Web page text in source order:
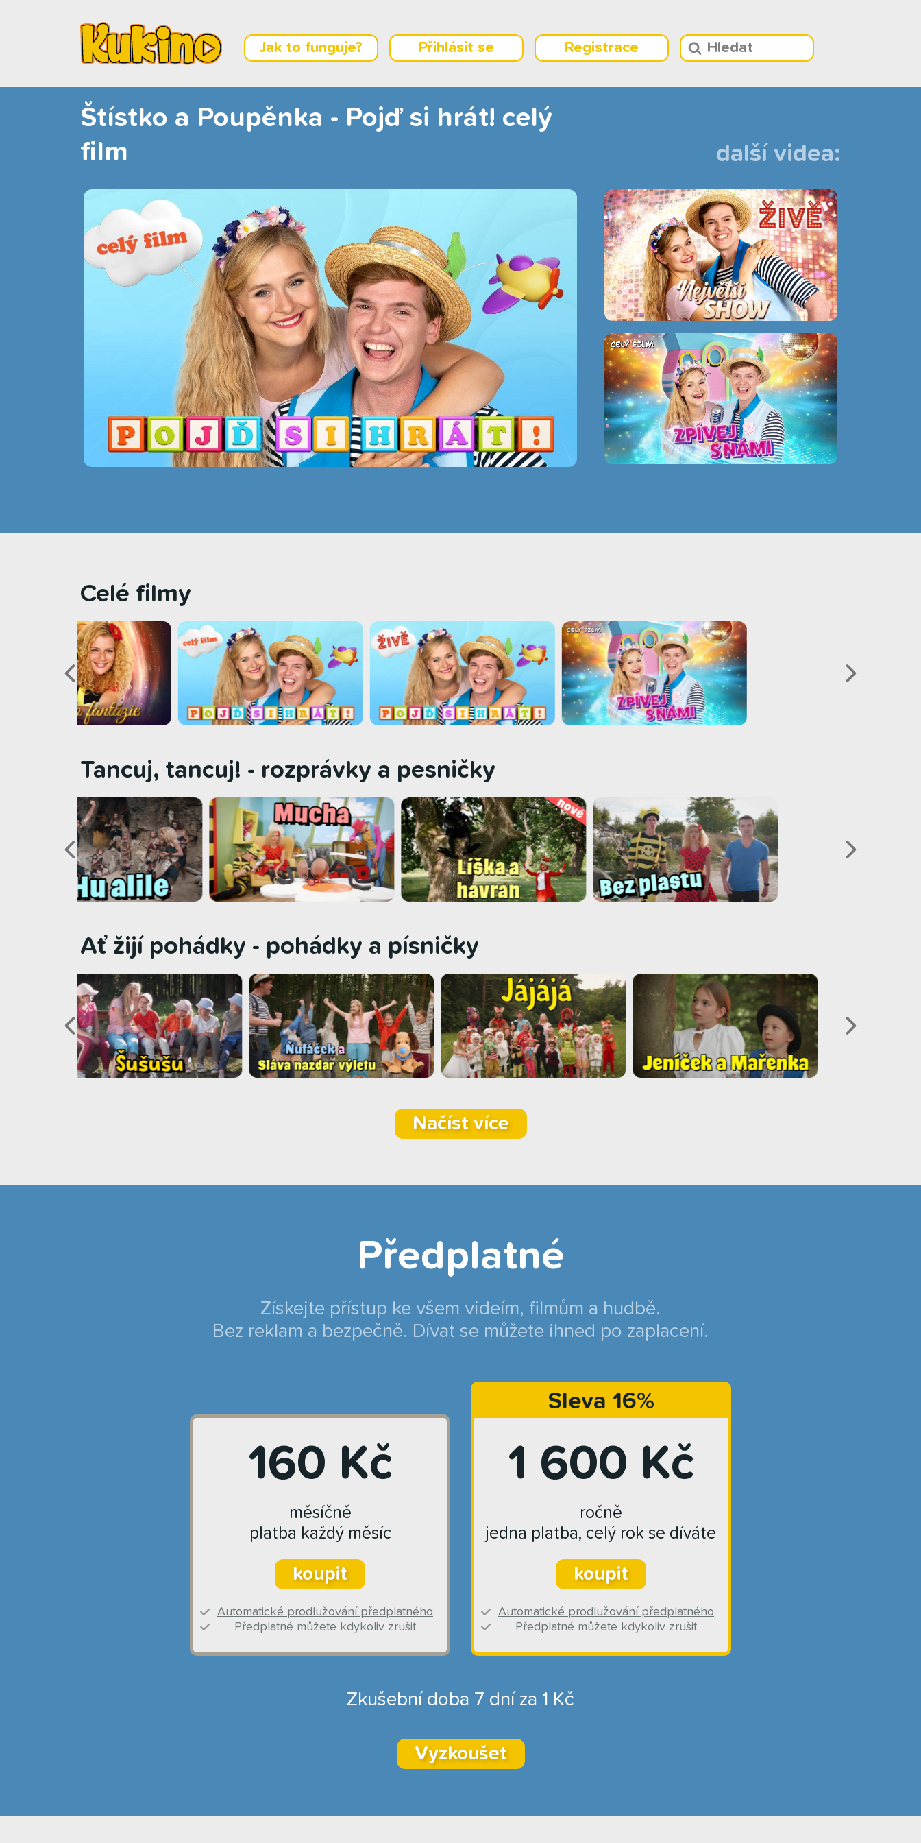
Jak to funguje? Přihlásit se Registrace
Štístko a Poupěnka - Pojď si hrát! celý
film
další videa:
Celé filmy
Tancuj, tancuj! - rozprávky a pesničky
Ať žijí pohádky - pohádky a písničky
Načíst více
Předplatné
Získejte přístup ke všem videím, filmům a hudbě.
Bez reklam a bezpečně. Dívat se můžete ihned po zaplacení.
160 Kč
měsíčně
platba každý měsíc
koupit
Automatické prodlužování předplatného
Předplatné můžete kdykoliv zrušit
Sleva 16%
1 600 Kč
ročně
jedna platba, celý rok se díváte
koupit
Automatické prodlužování předplatného
Předplatné můžete kdykoliv zrušit
Zkušební doba 7 dní za 1 Kč
Vyzkoušet